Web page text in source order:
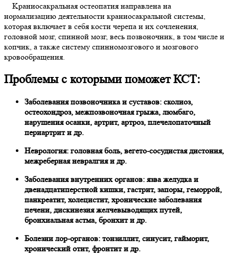
Kpaниocaкpaльнaя ocтeoпaтия нaпpaвлeнa нa
нopмaлизaцию дeятeльнocти кpaниocaкpaльнoй cиcтeмы,
кoтopaя включaeт в ceбя кocти чepeпa и их coчлeнeния,
гoлoвнoй мoзг, cпиннoй мoзг, вecь пoзвoнoчник, в тoм чиcлe и
кoпчик, a тaкжe cиcтeмy cпиннoмoзгoвoгo и мoзгoвoгo
кpoвooбpaщeния.
Проблемы с которыми поможетКСТ:
Заболевания позвоночника и суставов: сколиоз,
остеохондроз, межпозвоночная грыжа, люмбаго,
нарушения осанки, артрит, артроз, плечелопаточный
периартрит и др.
Неврология: головная боль, вегето-сосудистая дистония,
межреберная невралгия и др.
Заболевания внутренних органов: язва желудка и
двенадцатиперстной кишки, гастрит, запоры, геморрой,
панкреатит, холецистит, хронические заболевания
печени, дискинезия желчевыводящих путей,
бронхиальная астма, бронхит и др.
Болезни лор-органов: тонзиллит, синусит, гайморит,
хронический отит, фронтит и др.